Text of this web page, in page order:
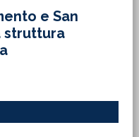
e San
struttura